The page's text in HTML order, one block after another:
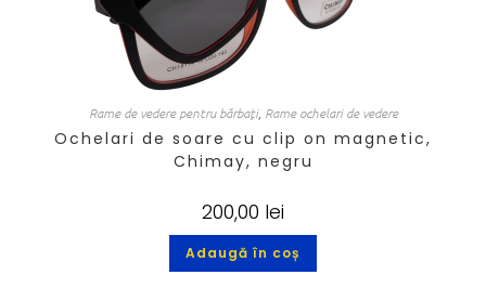
Rame de vedere pentru bărbați, Rame ochelari de vedere
Ochelari de soare cu clip on magnetic,
Chimay, negru
200,00 lei
Adaugă în coș